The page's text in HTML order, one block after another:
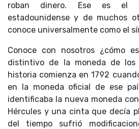
roban dinero. Ese es el
estadounidense y de muchos
conoce universalmente como el
Conoce con nosotros ¿cómo
distintivo de la moneda de los
historia comienza en 1792
en la moneda oficial de ese
identificaba la nueva moneda
Hércules y una cinta que decía
del tiempo sufrió